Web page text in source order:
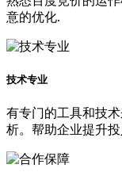
意的优化.
技术专业
有专门的工具和技
析。帮助企业提升投